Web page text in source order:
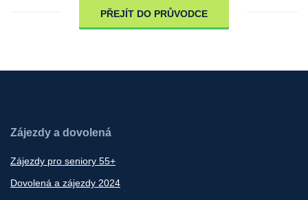
PŘEJÍT DO PRŮVODCE
Zájezdy a dovolená
Zájezdy pro seniory 55+
Dovolená a zájezdy 2024